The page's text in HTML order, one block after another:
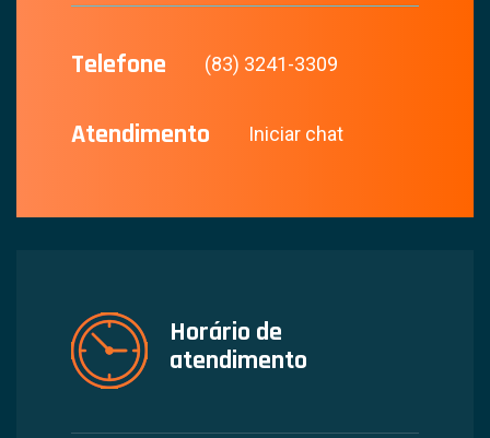
Telefone (83) 3241-3309
Atendimento Iniciar chat
Horário de
atendimento